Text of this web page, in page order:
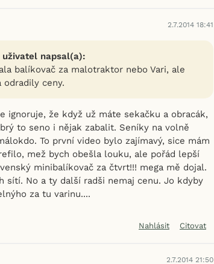
2.7.2014 18:41
uživatel napsal(a):
balíkovač za malotraktor nebo Vari, ale
odradily ceny.
ignoruje, že když už máte sekačku a obracák,
to seno i nějak zabalit. Seníky na volně
To první video bylo zajímavý, sice mám
mež bych obešla louku, ale pořád lepší
minibalíkovač za čtvrt!!! mega mě dojal.
sítí. No a ty další radši nemaj cenu. Jo kdyby
za tu varinu....
Nahlásit Citovat
2.7.2014 21:50